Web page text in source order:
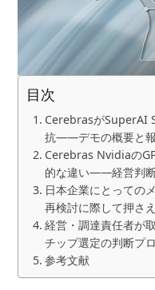
目次
CerebrasがSuperAI
抗——デモの概要と
Cerebras Nvidiaの
的な違い——経営判
日本企業にとって
再検討に際して押さ
経営・調達責任者が
チップ選定の判断プ
参考文献